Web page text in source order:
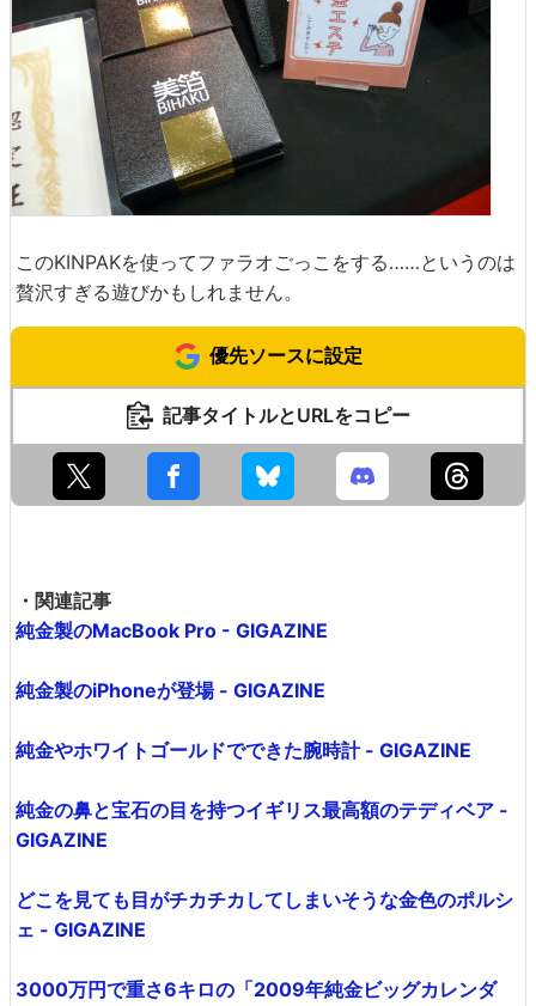
このKINPAKを使ってファラオごっこをする……というのは
贅沢すぎる遊びかもしれません。
優先ソースに設定
記事タイトルとURLをコピー
・関連記事
純金製のMacBook Pro - GIGAZINE
純金製のiPhoneが登場 - GIGAZINE
純金やホワイトゴールドでできた腕時計 - GIGAZINE
純金の鼻と宝石の目を持つイギリス最高額のテディベア -
GIGAZINE
どこを見ても目がチカチカしてしまいそうな金色のポルシ
ェ - GIGAZINE
3000万円で重さ6キロの「2009年純金ビッグカレンダ